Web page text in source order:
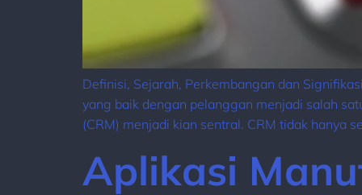
Definisi, Sejarah, Perkembangan dan
yang baik dengan pelanggan menjadi salah
(CRM) menjadi kian sentral. CRM tidak hanya
Aplikasi